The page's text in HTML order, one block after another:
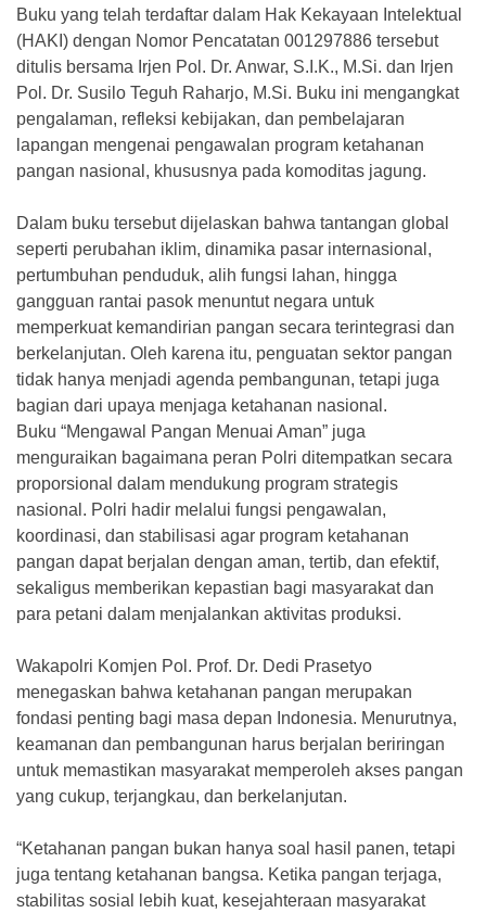
Buku yang telah terdaftar dalam Hak Kekayaan Intelektual
(HAKI) dengan Nomor Pencatatan 001297886 tersebut
ditulis bersama Irjen Pol. Dr. Anwar, S.I.K., M.Si. dan Irjen
Pol. Dr. Susilo Teguh Raharjo, M.Si. Buku ini mengangkat
pengalaman, refleksi kebijakan, dan pembelajaran
lapangan mengenai pengawalan program ketahanan
pangan nasional, khususnya pada komoditas jagung.
Dalam buku tersebut dijelaskan bahwa tantangan global
seperti perubahan iklim, dinamika pasar internasional,
pertumbuhan penduduk, alih fungsi lahan, hingga
gangguan rantai pasok menuntut negara untuk
memperkuat kemandirian pangan secara terintegrasi dan
berkelanjutan. Oleh karena itu, penguatan sektor pangan
tidak hanya menjadi agenda pembangunan, tetapi juga
bagian dari upaya menjaga ketahanan nasional.
Buku “Mengawal Pangan Menuai Aman” juga
menguraikan bagaimana peran Polri ditempatkan secara
proporsional dalam mendukung program strategis
nasional. Polri hadir melalui fungsi pengawalan,
koordinasi, dan stabilisasi agar program ketahanan
pangan dapat berjalan dengan aman, tertib, dan efektif,
sekaligus memberikan kepastian bagi masyarakat dan
para petani dalam menjalankan aktivitas produksi.
Wakapolri Komjen Pol. Prof. Dr. Dedi Prasetyo
menegaskan bahwa ketahanan pangan merupakan
fondasi penting bagi masa depan Indonesia. Menurutnya,
keamanan dan pembangunan harus berjalan beriringan
untuk memastikan masyarakat memperoleh akses pangan
yang cukup, terjangkau, dan berkelanjutan.
“Ketahanan pangan bukan hanya soal hasil panen, tetapi
juga tentang ketahanan bangsa. Ketika pangan terjaga,
stabilitas sosial lebih kuat, kesejahteraan masyarakat